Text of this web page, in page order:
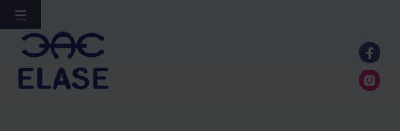
Ir
para
conteúdo
☰